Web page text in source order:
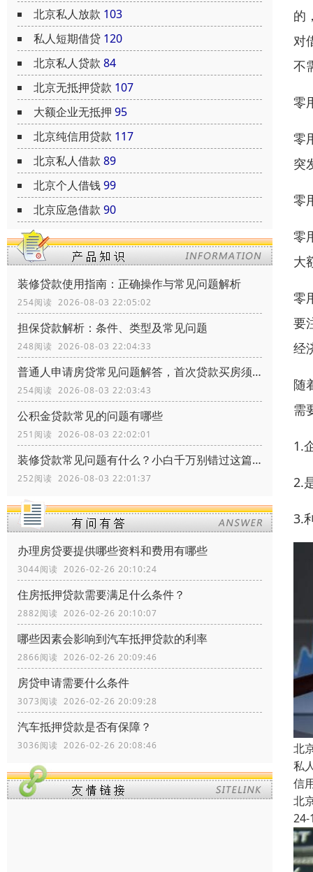
北京私人放款 103
私人短期借贷 120
北京私人贷款 84
北京无抵押贷款 107
大额企业无抵押 95
北京纯信用贷款 117
北京私人借款 89
北京个人借钱99
北京应急借款 90
装修贷款使用指南：正确操作与常见问题解析
254阅读 2026-08-03 22:05:02
担保贷款解析：条件、类型及常见问题
248阅读 2026-08-03 22:04:33
普通人申请房贷常见问题解答，首次贷款买房须知常识
254阅读 2026-08-03 22:03:43
公积金贷款常见的问题有哪些
251阅读 2026-08-03 22:02:01
装修贷款常见问题有什么？小白千万别错过这篇文章
252阅读 2026-08-03 22:01:37
办理房贷要提供哪些资料和费用有哪些
3044阅读 2026-02-26 20:10:24
住房抵押贷款需要满足什么条件？
2882阅读 2026-02-26 20:10:07
哪些因素会影响到汽车抵押贷款的利率
2866阅读 2026-02-26 20:09:46
房贷申请需要什么条件
3073阅读 2026-02-26 20:09:28
汽车抵押贷款是否有保障？
3036阅读 2026-02-26 20:08:46
的
对
不
零
零
突
零
零
大
零
要
经
随
需
1.
2.
3.
北
私
信
北
24-